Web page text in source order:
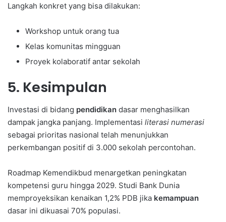
Langkah konkret yang bisa dilakukan:
Workshop untuk orang tua
Kelas komunitas mingguan
Proyek kolaboratif antar sekolah
5. Kesimpulan
Investasi di bidang pendidikan dasar menghasilkan
dampak jangka panjang. Implementasi literasi numerasi
sebagai prioritas nasional telah menunjukkan
perkembangan positif di 3.000 sekolah percontohan.
Roadmap Kemendikbud menargetkan peningkatan
kompetensi guru hingga 2029. Studi Bank Dunia
memproyeksikan kenaikan 1,2% PDB jika kemampuan
dasar ini dikuasai 70% populasi.